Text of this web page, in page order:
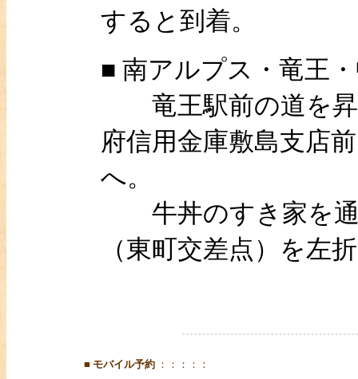
すると到着。
■ 南アルプス・竜王
竜王駅前の道を昇
府信用金庫敷島支店
へ。
牛丼のすき家を通
（東町交差点）を左
■ モバイル予約 ：：：：：